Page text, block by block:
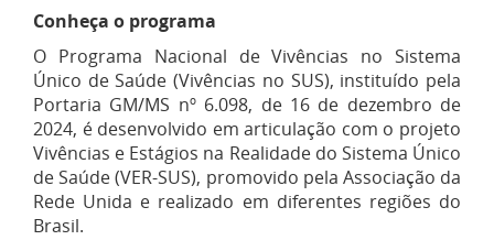
Conheça o programa
O Programa Nacional de Vivências no Sistema
Único de Saúde (Vivências no SUS), instituído pela
Portaria GM/MS nº 6.098, de 16 de dezembro de
2024, é desenvolvido em articulação com o projeto
Vivências e Estágios na Realidade do Sistema Único
de Saúde (VER-SUS), promovido pela Associação da
Rede Unida e realizado em diferentes regiões do
Brasil.